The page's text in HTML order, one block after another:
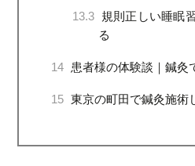
13.3
規則正しい睡眠
る
14 患者様の体験談｜鍼灸
15 東京の町田で鍼灸施術